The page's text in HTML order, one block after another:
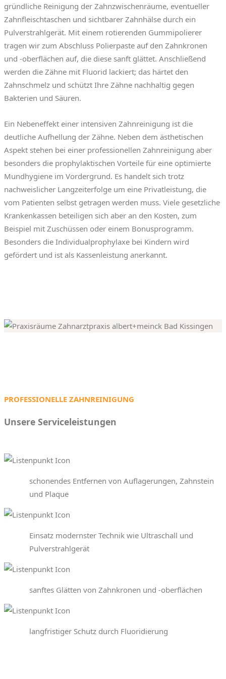
gründliche Reinigung der Zahnzwischenräume, eventueller
Zahnfleischtaschen und sichtbarer Zahnhälse durch ein
Pulverstrahlgerät. Mit einem rotierenden Gummipolierer
tragen wir zum Abschluss Polierpaste auf den Zahnkronen
und -oberflächen auf, die diese sanft glättet. Anschließend
werden die Zähne mit Fluorid lackiert; das härtet den
Zahnschmelz und schützt Ihre Zähne nachhaltig gegen
Bakterien und Säuren.
Ein Nebeneffekt einer intensiven Zahnreinigung ist die
deutliche Aufhellung der Zähne. Neben dem ästhetischen
Aspekt stehen bei einer professionellen Zahnreinigung aber
besonders die prophylaktischen Vorteile für eine optimierte
Mundhygiene im Vordergrund. Es handelt sich trotz
nachweislicher Langzeiterfolge um eine Privatleistung, die
vom Patienten selbst getragen werden muss. Viele gesetzliche
Krankenkassen beteiligen sich aber an den Kosten, zum
Beispiel mit Zuschüssen oder einem Bonusprogramm.
Besonders die Individualprophylaxe bei Kindern wird
gefördert und ist als Kassenleistung anerkannt.
PROFESSIONELLE ZAHNREINIGUNG
Unsere Serviceleistungen
schonendes Entfernen von Auflagerungen, Zahnstein
und Plaque
Einsatz modernster Technik wie Ultraschall und
Pulverstrahlgerät
sanftes Glätten von Zahnkronen und -oberflächen
langfristiger Schutz durch Fluoridierung